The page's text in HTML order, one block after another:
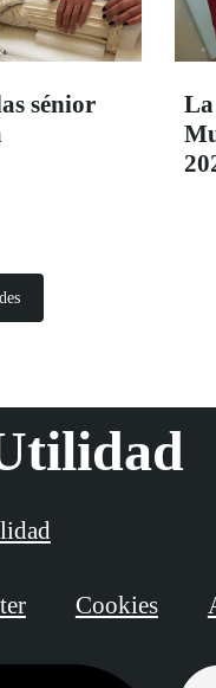
sénior
La
Cookies